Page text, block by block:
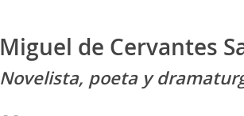
Miguel de Cervantes
Novelista, poeta y